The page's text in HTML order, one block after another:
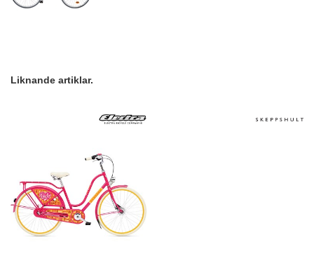
Liknande artiklar.